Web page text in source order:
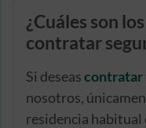
¿Cuáles son
contratar
Si deseascontratar
nosotros,
residencia habitual